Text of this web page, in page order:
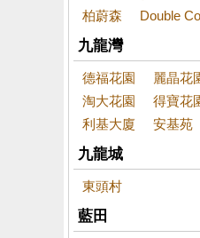
柏蔚森
Double
九龍灣
德福花園 麗晶花
淘大花園
得寶花
利基大廈
安基苑
九龍城
東頭村
藍田